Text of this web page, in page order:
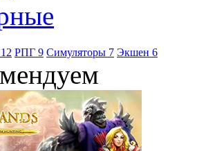
12 РПГ 9 Симуляторы 7 Экшен 6